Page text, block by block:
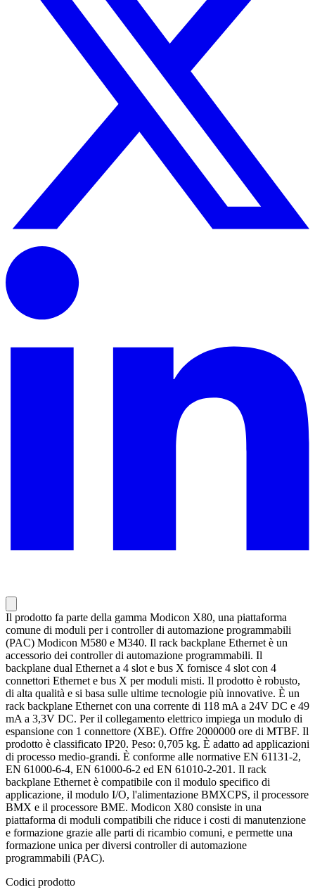
Il prodotto fa parte della gamma Modicon X80, una piattaforma
comune di moduli per i controller di automazione programmabili
(PAC) Modicon M580 e M340. Il rack backplane Ethernet è un
accessorio dei controller di automazione programmabili. Il
backplane dual Ethernet a 4 slot e bus X fornisce 4 slot con 4
connettori Ethernet e bus X per moduli misti. Il prodotto è robusto,
di alta qualità e si basa sulle ultime tecnologie più innovative. È un
rack backplane Ethernet con una corrente di 118 mA a 24V DC e 49
mA a 3,3V DC. Per il collegamento elettrico impiega un modulo di
espansione con 1 connettore (XBE). Offre 2000000 ore di MTBF. Il
prodotto è classificato IP20. Peso: 0,705 kg. È adatto ad applicazioni
di processo medio-grandi. È conforme alle normative EN 61131-2,
EN 61000-6-4, EN 61000-6-2 ed EN 61010-2-201. Il rack
backplane Ethernet è compatibile con il modulo specifico di
applicazione, il modulo I/O, l'alimentazione BMXCPS, il processore
BMX e il processore BME. Modicon X80 consiste in una
piattaforma di moduli compatibili che riduce i costi di manutenzione
e formazione grazie alle parti di ricambio comuni, e permette una
formazione unica per diversi controller di automazione
programmabili (PAC).
Codici prodotto